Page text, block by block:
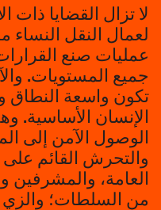
لا تزال القضايا ذات
لعمال النقل النساء
عمليات صنع
جميع المستويات.
تكون واسعة النطاق
الإنسان الأساسية.
الوصول الآمن إلى
والتحرش القائم
العامة، والمشرفين
من السلطات؛ والزي